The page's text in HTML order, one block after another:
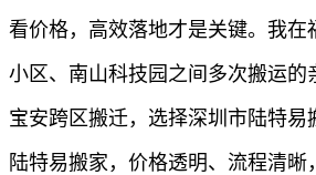
看价格，高效落地才是关键。我在
小区、南山科技园之间多次搬运的
宝安跨区搬迁，选择深圳市陆特易
陆特易搬家，价格透明、流程清晰